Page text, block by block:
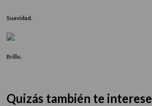
Suavidad.
Brillo.
Quizás también te interese